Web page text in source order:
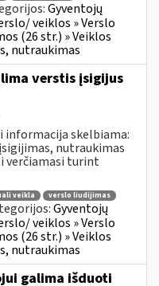
Gyventojų
veiklos » Verslo
(26 str.) » Veiklos
nutraukimas
verstis įsigijus
informacija skelbiama:
nutraukimas
verčiamasi turint
veikla
verslo liudijimas
Gyventojų
veiklos » Verslo
(26 str.) » Veiklos
nutraukimas
galima išduoti